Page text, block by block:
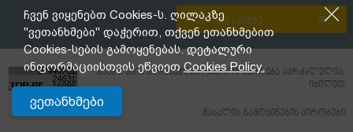
რეკლამა საიტზე
მასალების გადაბეჭდვა/რეპროდუცირება აკრძალულია,
იხილეთ
მასალის გამოყენების პირობები
ჩვენ ვიყენებთ Cookies-ს. ღილაკზე
"ვეთანხმები" დაჭერით, თქვენ ეთანხმებით
Cookies-სების გამოყენებას. დეტალური
ინფორმაციისთვის ეწვიეთCookies Policy.
ვეთანხმები